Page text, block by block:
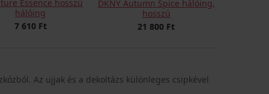
Essence hosszú
hálóing
7 610 Ft
DKNY Autumn Spice hálóing,
hosszú
21 800 Ft
Az ujjak és a dekoltázs különleges csipkével